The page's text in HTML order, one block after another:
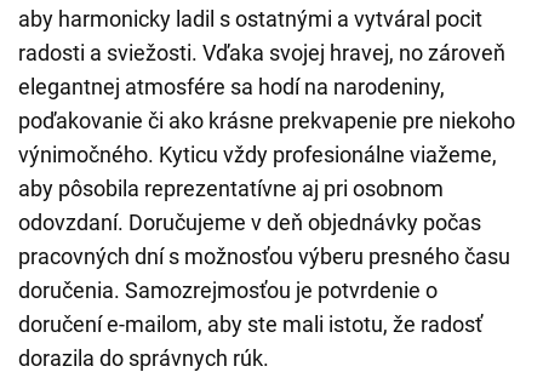
aby harmonicky ladil s ostatnými a vytváral pocit
radosti a sviežosti. Vďaka svojej hravej, no zároveň
elegantnej atmosfére sa hodí na narodeniny,
poďakovanie či ako krásne prekvapenie pre niekoho
výnimočného. Kyticu vždy profesionálne viažeme,
aby pôsobila reprezentatívne aj pri osobnom
odovzdaní. Doručujeme v deň objednávky počas
pracovných dní s možnosťou výberu presného času
doručenia. Samozrejmosťou je potvrdenie o
doručení e-mailom, aby ste mali istotu, že radosť
dorazila do správnych rúk.